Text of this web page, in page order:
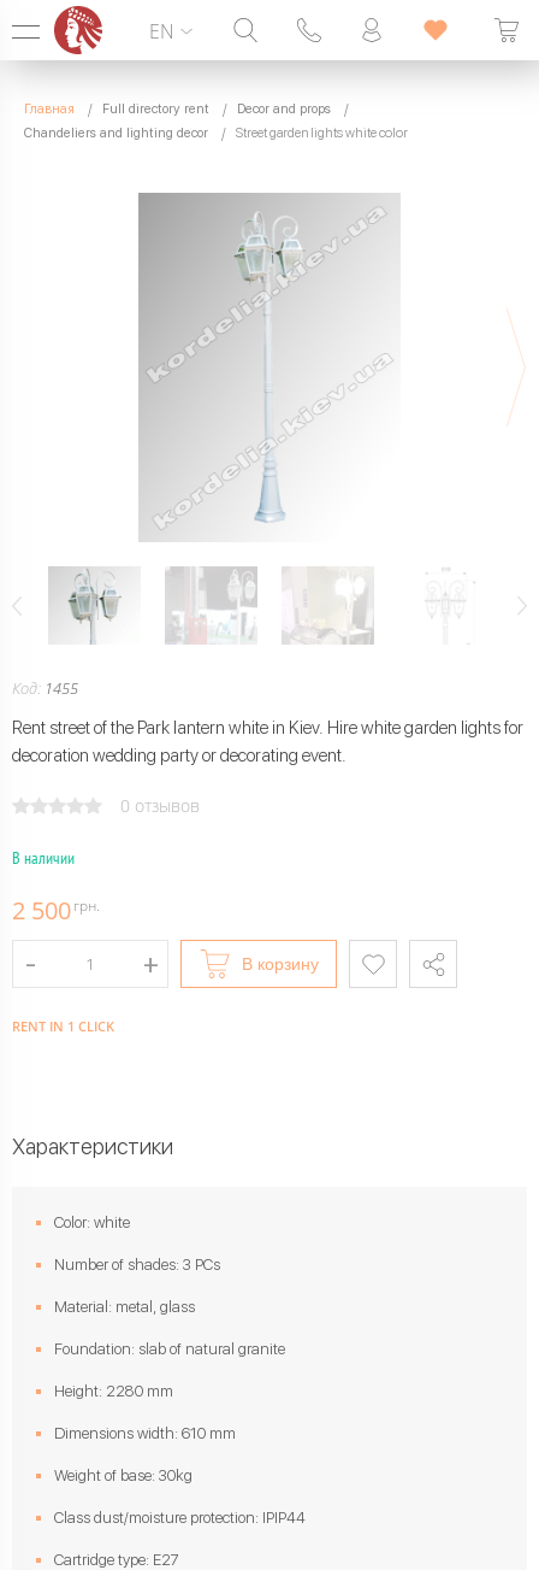
099 338 00 22
SEVEN DAYS A WEEK
EN
Главная Full directory rent
Decor and props
Chandeliers and lighting decor
Street garden lights white color
Код: 1455
Rent street of the Park lantern white in Kiev. Hire white garden lights for
decoration wedding party or decorating event.
0 отзывов
В наличии
2 500грн.
В корзину
RENT IN 1 CLICK
Характеристики
Color: white
Number of shades: 3 PCs
Material: metal, glass
Foundation: slab of natural granite
Height: 2280 mm
Dimensions width: 610 mm
Weight of base: 30kg
Class dust/moisture protection: IPIP44
Cartridge type: E27